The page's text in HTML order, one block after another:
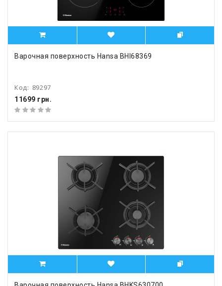
Варочная поверхность Hansa BHI68369
Код: 89297
11699 грн.